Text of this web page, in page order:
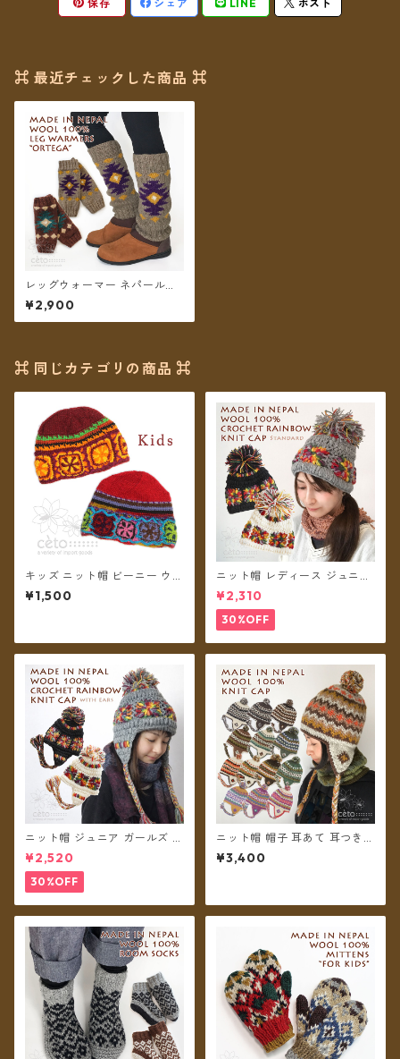
保存 シェア LINE ポスト
⌘ 最近チェックした商品 ⌘
レッグウォーマー ネパールウ
ール フリース裏地付き オルテ
ガ柄 2カラー【メール便送料無
料】
¥2,900
⌘ 同じカテゴリの商品 ⌘
キッズ ニット帽 ビーニー ウー
ル フリース裏地付き クロッシ
ェ【メール便送料無料】
¥1,500
ニット帽 レディース ジュニア
ガールズ クロシェットレイン
ボー ボンボン ネパール ウール
100% フリース裏地付き 帽子
【メール便送料無料】
¥2,310
30%OFF
ニット帽 ジュニア ガールズ キ
ッズ レディースS クロシェッ
トレインボー ボンボン ネパー
ル ウール100% 耳あて 耳つき
フリース裏地付き 帽子 【メー
ル便送料無料】
¥2,520
30%OFF
ニット帽 帽子 耳あて 耳つき
ボンボン ネパールウール フリ
ース裏地付き レディース ユニ
¥3,400